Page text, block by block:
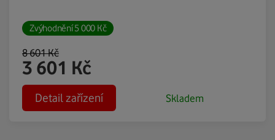
Zvýhodnění5 000 Kč
8 601Kč
3 601 Kč
Detail zařízení Skladem